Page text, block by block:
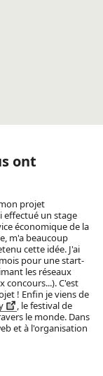
ont
projet
effectué un stage
économique de la
m'a beaucoup
cette idée. J'ai
pour une start-
les réseaux
concours...). C'est
! Enfin je viens de
, le festival de
le monde. Dans
et à l'organisation